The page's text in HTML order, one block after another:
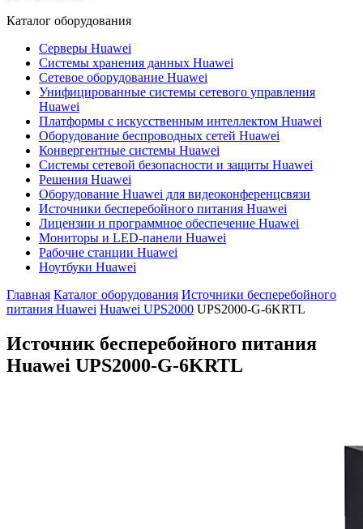
Каталог оборудования
Серверы Huawei
Системы хранения данных Huawei
Сетевое оборудование Huawei
Унифицированные системы сетевого управления
Huawei
Платформы с искусственным интеллектом Huawei
Оборудование беспроводных сетей Huawei
Конвергентные системы Huawei
Системы сетевой безопасности и защиты Huawei
Решения Huawei
Оборудование Huawei для видеоконференцсвязи
Источники бесперебойного питания Huawei
Лицензии и программное обеспечение Huawei
Мониторы и LED-панели Huawei
Рабочие станции Huawei
Ноутбуки Huawei
Главная Каталог оборудования Источники бесперебойного
питания Huawei Huawei UPS2000 UPS2000-G-6KRTL
Источник бесперебойного питания
Huawei UPS2000-G-6KRTL